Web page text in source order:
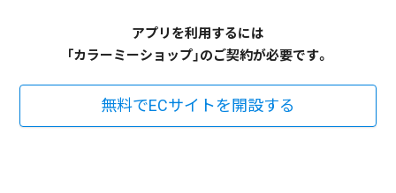
アプリを利用するには
「カラーミーショップ」のご契約が必要です。
無料でECサイトを開設する